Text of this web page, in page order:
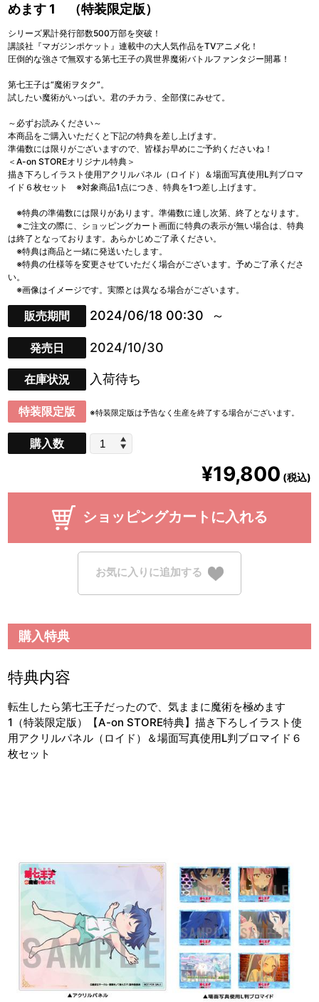
めます 1 （特装限定版）
シリーズ累計発行部数500万部を突破！
講談社『マガジンポケット』連載中の大人気作品をTVアニメ化！
圧倒的な強さで無双する第七王子の異世界魔術バトルファンタジー開幕！
第七王子は“魔術ヲタク”。
試したい魔術がいっぱい。君のチカラ、全部僕にみせて。
～必ずお読みください～
本商品をご購入いただくと下記の特典を差し上げます。
準備数には限りがございますので、皆様お早めにご予約くださいね！
＜A-on STOREオリジナル特典＞
描き下ろしイラスト使用アクリルパネル（ロイド）＆場面写真使用L判ブロマ
イド６枚セット ※対象商品1点につき、特典を1つ差し上げます。
※特典の準備数には限りがあります。準備数に達し次第、終了となります。
※ご注文の際に、ショッピングカート画面に特典の表示が無い場合は、特典
は終了となっております。あらかじめご了承ください。
※特典は商品と一緒に発送いたします。
※特典の仕様等を変更させていただく場合がございます。予めご了承くださ
い。
※画像はイメージです。実際とは異なる場合がございます。
販売期間 2024/06/18 00:30
発売日 2024/10/30
在庫状況 入荷待ち
特装限定版 ※特装限定版は予告なく生産を終了する場合がございます。
購入数
¥19,800 (税込)
ショッピングカートに入れる
お気に入りに追加する
購入特典
特典内容
転生したら第七王子だったので、気ままに魔術を極めます
1（特装限定版）【A-on STORE特典】描き下ろしイラスト使
用アクリルパネル（ロイド）＆場面写真使用L判ブロマイド６
枚セット